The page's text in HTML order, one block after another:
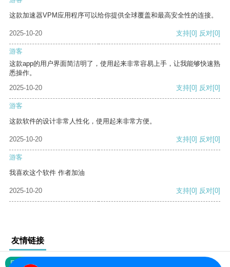
这款加速器VPM应用程序可以给你提供全球覆盖和最高安全性的连接。
2025-10-20 支持[0] 反对[0]
游客
这款app的用户界面简洁明了，使用起来非常容易上手，让我能够快速熟
悉操作。
2025-10-20
支持[0] 反对[0]
游客
这款软件的设计非常人性化，使用起来非常方便。
2025-10-20 支持[0] 反对[0]
游客
我喜欢这个软件 作者加油
2025-10-20 支持[0] 反对[0]
友情链接
网站地图